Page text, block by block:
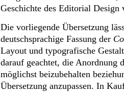
Geschichte des Editorial Design
Die vorliegende Übersetzung
deutschsprachige Fassung der
Layout und typografische
darauf geachtet, die Anordnung
möglichst beizubehalten
Übersetzung anzupassen. In